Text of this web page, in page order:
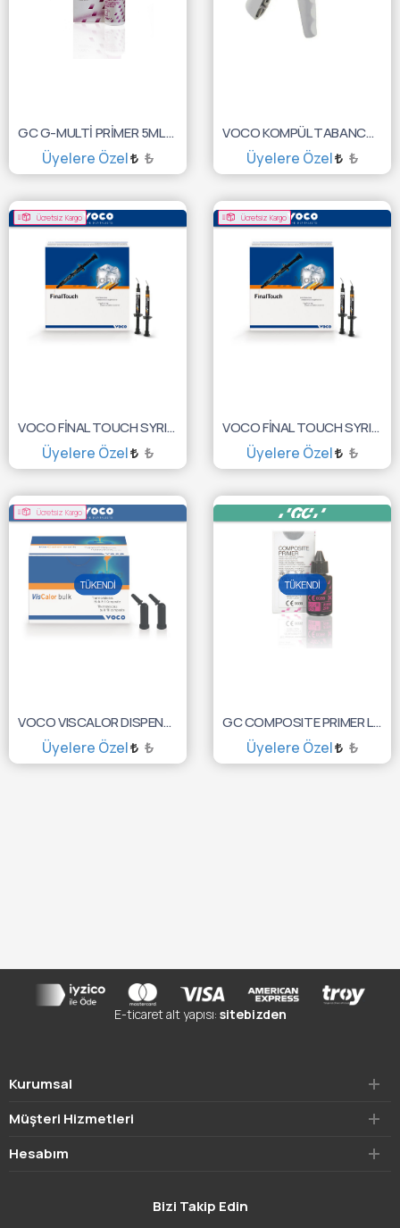
GC G-MULTİ PRİMER 5ML 10001350
Üyelere Özel ₺
SEPETE EKLE
VOCO KOMPÜL TABANCASI 7877
Üyelere Özel ₺
SEPETE EKLE
Ücretsiz Kargo
VOCO FİNAL TOUCH SYRINGE SET 5X1,5GR 2321
Üyelere Özel ₺
SEPETE EKLE
Ücretsiz Kargo
VOCO FİNAL TOUCH SYRINGE 1,5GR BROWN 2327
Üyelere Özel ₺
SEPETE EKLE
Ücretsiz Kargo
VOCO VISCALOR DISPENSER BULK SET 80X0,25GR 6062
Üyelere Özel ₺
GC COMPOSITE PRIMER LİKİT 3ML 10001024
Üyelere Özel ₺
E-ticaret alt yapısı: sitebizden
Kurumsal
Müşteri Hizmetleri
Hesabım
Bizi Takip Edin